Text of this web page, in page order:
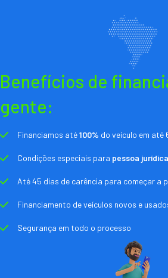
Benefícios de
gente:
Financiamos até100% do veículo em até
Condições especiais para pessoa jurídica
Até 45 dias de carência para começar a
Financiamento de veículos novos e
Segurança em todo o processo